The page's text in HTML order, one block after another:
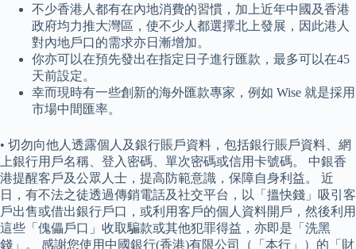
不少香港人都有在內地消費的習慣，加上近年中國及香港
政府均力推大灣區，使不少人都選擇北上發展，因此港人
對內地戶口的需求亦日漸增加。
你亦可以在預先發出在指定日子進行匯款，最多可以在45
天前設定。
幸而現時有一些創新的海外匯款專家，例如 Wise 就是採用
市場中間匯率。
• 切勿向他人透露個人及銀行賬戶資料，包括銀行賬戶資料、網
上銀行用戶名稱、登入密碼、單次密碼或信用卡號碼。 中銀香
港提醒客戶及公眾人士，提高防範意識，保障自身利益。 近
日，有不法之徒透過傳銷電話及社交平台，以「搵快錢」吸引客
戶出售或借出銀行戶口，或利用客戶的個人資料開戶，然後利用
這些「傀儡戶口」收取騙款或其他犯罪得益，亦即是「洗黑
錢」。 感謝您使用中國銀行(香港)有限公司（「本行」）的「財